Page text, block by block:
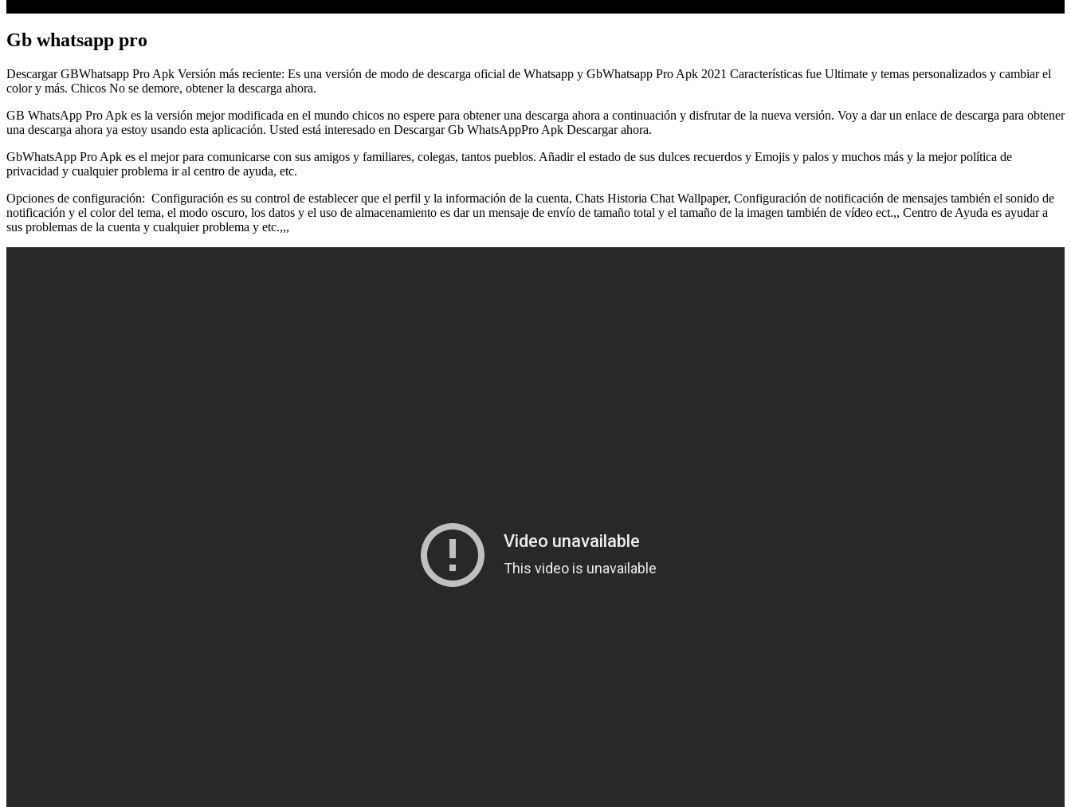
Gb whatsapp pro
Descargar GBWhatsapp Pro Apk Versión más reciente: Es una versión de modo de descarga oficial de Whatsapp y GbWhatsapp Pro Apk 2021 Características fue Ultimate y temas personalizados y cambiar el
color y más. Chicos No se demore, obtener la descarga ahora.
GB WhatsApp Pro Apk es la versión mejor modificada en el mundo chicos no espere para obtener una descarga ahora a continuación y disfrutar de la nueva versión. Voy a dar un enlace de descarga para obtener
una descarga ahora ya estoy usando esta aplicación. Usted está interesado en Descargar Gb WhatsAppPro Apk Descargar ahora.
GbWhatsApp Pro Apk es el mejor para comunicarse con sus amigos y familiares, colegas, tantos pueblos. Añadir el estado de sus dulces recuerdos y Emojis y palos y muchos más y la mejor política de
privacidad y cualquier problema ir al centro de ayuda, etc.
Opciones de configuración: Configuración es su control de establecer que el perfil y la información de la cuenta, Chats Historia Chat Wallpaper, Configuración de notificación de mensajes también el sonido de
notificación y el color del tema, el modo oscuro, los datos y el uso de almacenamiento es dar un mensaje de envío de tamaño total y el tamaño de la imagen también de vídeo ect.,, Centro de Ayuda es ayudar a
sus problemas de la cuenta y cualquier problema y etc.,,,